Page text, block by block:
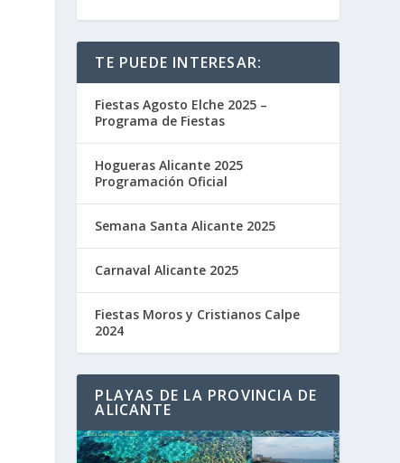
TE PUEDE INTERESAR:
Fiestas Agosto Elche 2025 –
Programa de Fiestas
Hogueras Alicante 2025
Programación Oficial
Semana Santa Alicante 2025
Carnaval Alicante 2025
Fiestas Moros y Cristianos Calpe
2024
PLAYAS DE LA PROVINCIA DE
ALICANTE